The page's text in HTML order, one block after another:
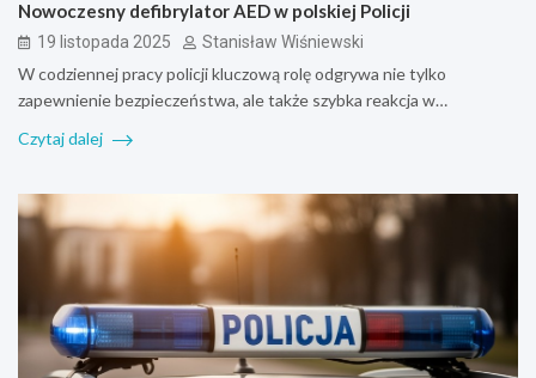
Nowoczesny defibrylator AED w polskiej Policji
19 listopada 2025 Stanisław Wiśniewski
W codziennej pracy policji kluczową rolę odgrywa nie tylko
zapewnienie bezpieczeństwa, ale także szybka reakcja w…
Czytaj dalej